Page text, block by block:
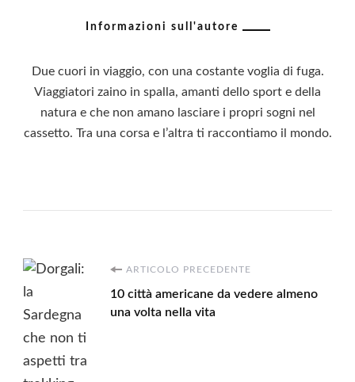
Informazioni sull'autore
Due cuori in viaggio, con una costante voglia di fuga.
Viaggiatori zaino in spalla, amanti dello sport e della
natura e che non amano lasciare i propri sogni nel
cassetto. Tra una corsa e l’altra ti raccontiamo il mondo.
Navigazione
articoli
ARTICOLO PRECEDENTE
10 città americane da vedere almeno
una volta nella vita